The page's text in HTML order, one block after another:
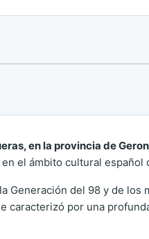
en la provincia de
el ámbito cultural español
Generación del 98 y de los
caracterizó por una